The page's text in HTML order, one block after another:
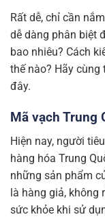
Rất dễ, chỉ cần
dễ dàng phân biệt
bao nhiêu? Cách
thế nào? Hãy
đây.
Mã vạch Trung
Hiện nay, người
hàng hóa Trung
những sản phẩm
là hàng giả, không
sức khỏe khi sử